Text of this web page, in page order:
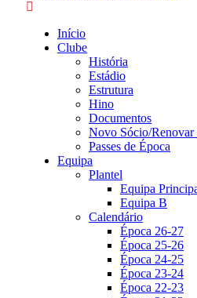
Início
Clube
História
Estádio
Estrutura
Hino
Documentos
Novo Sócio/Renovar
Passes de Época
Equipa
Plantel
Equipa
Equipa B
Calendário
Época 26-27
Época 25-26
Época 24-25
Época 23-24
Época 22-23